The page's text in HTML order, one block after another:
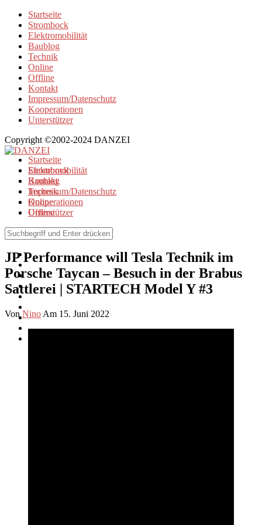
Startseite
Strombock
Elektromobilität
Baublog
Technik
Online
Offline
Kontakt
Impressum/Datenschutz
Kooperationen
Unterstützer
Copyright ©2002-2024 DANZEI
Startseite
Strombock
Kontakt
Impressum/Datenschutz
Kooperationen
Unterstützer
Elektromobilität
Baublog
Technik
Online
Offline
Elektromobilität
JP Performance will Tesla Technik im
Porsche Taycan – Besuch in der Brabus
Sattlerei | STARTECH Model Y #3
Von Nino Am 15. Juni 2022